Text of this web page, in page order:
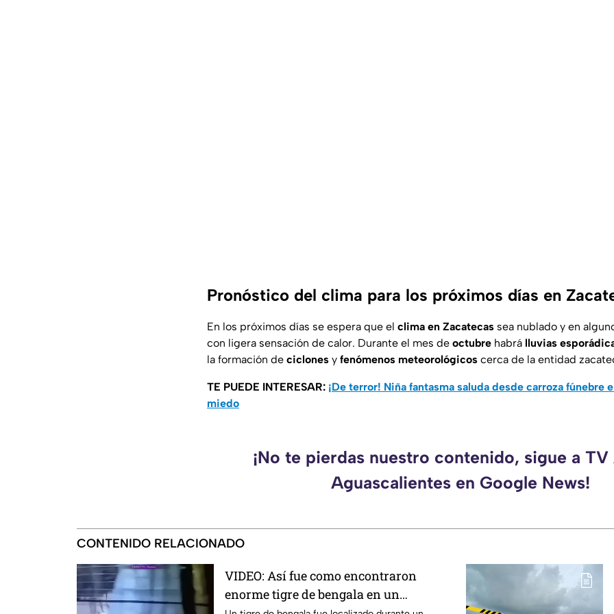
Pronóstico del clima para los próximos días en
En los próximos días se espera que el clima en Zacatecas sea nublado y en
con ligera sensación de calor. Durante el mes de octubre habrá lluvias
la formación de ciclones y fenómenos meteorológicos cerca de la entidad
TE PUEDE INTERESAR: ¡De terror! Niña fantasma saluda desde carroza fúnebre
miedo
¡No te pierdas nuestro contenido, sigue a TV
Aguascalientes en Google News!
CONTENIDO RELACIONADO
VIDEO: Así fue como encontraron
enorme tigre de bengala en un